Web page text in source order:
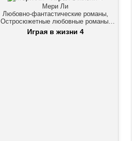
Мери Ли
Любовно-фантастические романы,
Остросюжетные любовные романы,
Триллеры
Играя в жизни 4